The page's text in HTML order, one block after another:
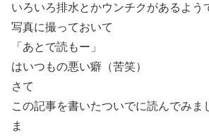
いろいろ排水とかウンチクがあるよう
写真に撮っておいて
「あとで読もー」
はいつもの悪い癖（苦笑）
さて
この記事を書いたついでに読んでみま
ま